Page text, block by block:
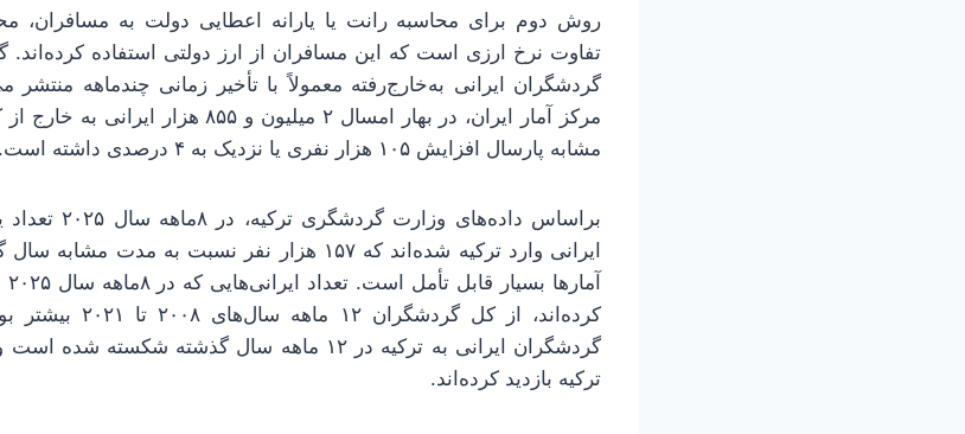
روش دوم برای محاسبه رانت یا یارانه اعطایی دولت به مسافران،
تفاوت نرخ ارزی است که این مسافران از ارز دولتی استفاده کرده‌اند.
گردشگران ایرانی به‌خارج‌رفته معمولاً با تأخیر زمانی چندماهه
مرکز آمار ایران، در بهار امسال ۲
مشابه پارسال افزایش ۱۰۵ هزار نفری یا نزدیک به ۴ درصدی داشته است.
ایرانی وارد ترکیه شده‌اند که ۱۵۷ هزار نفر نسبت
کرده‌اند، از کل
ترکیه بازدید کرده‌اند.